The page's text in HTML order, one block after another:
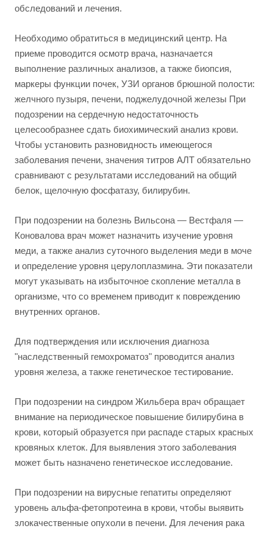
обследований и лечения.
Необходимо обратиться в медицинский центр. На
приеме проводится осмотр врача, назначается
выполнение различных анализов, а также биопсия,
маркеры функции почек, УЗИ органов брюшной полости:
желчного пузыря, печени, поджелудочной железы При
подозрении на сердечную недостаточность
целесообразнее сдать биохимический анализ крови.
Чтобы установить разновидность имеющегося
заболевания печени, значения титров АЛТ обязательно
сравнивают с результатами исследований на общий
белок, щелочную фосфатазу, билирубин.
При подозрении на болезнь Вильсона — Вестфаля —
Коновалова врач может назначить изучение уровня
меди, а также анализ суточного выделения меди в моче
и определение уровня церулоплазмина. Эти показатели
могут указывать на избыточное скопление металла в
организме, что со временем приводит к повреждению
внутренних органов.
Для подтверждения или исключения диагноза
"наследственный гемохроматоз" проводится анализ
уровня железа, а также генетическое тестирование.
При подозрении на синдром Жильбера врач обращает
внимание на периодическое повышение билирубина в
крови, который образуется при распаде старых красных
кровяных клеток. Для выявления этого заболевания
может быть назначено генетическое исследование.
При подозрении на вирусные гепатиты определяют
уровень альфа-фетопротеина в крови, чтобы выявить
злокачественные опухоли в печени. Для лечения рака